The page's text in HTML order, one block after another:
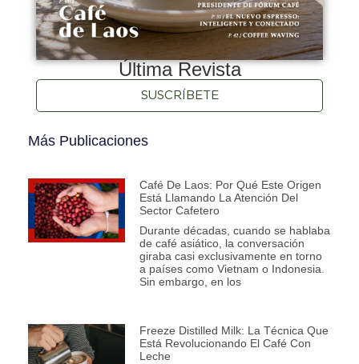
Última Revista
SUSCRÍBETE
Más Publicaciones
Café De Laos: Por Qué Este Origen
Está Llamando La Atención Del
Sector Cafetero
Durante décadas, cuando se hablaba
de café asiático, la conversación
giraba casi exclusivamente en torno
a países como Vietnam o Indonesia.
Sin embargo, en los
Freeze Distilled Milk: La Técnica Que
Está Revolucionando El Café Con
Leche